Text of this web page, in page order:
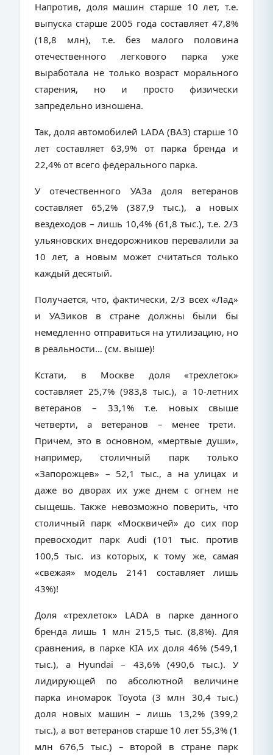
Напротив, доля машин старше 10 лет, т.е.
выпуска старше 2005 года составляет 47,8%
(18,8 млн), т.е. без малого половина
отечественного легкового парка уже
выработала не только возраст морального
старения, но и просто физически
запредельно изношена.
Так, доля автомобилей LADA(ВАЗ) старше 10
лет составляет 63,9% от парка бренда и
22,4% от всего федерального парка.
У отечественного УАЗа доля ветеранов
составляет 65,2% (387,9 тыс.), а новых
вездеходов – лишь 10,4% (61,8 тыс.), т.е. 2/3
ульяновских внедорожников перевалили за
10 лет, а новым может считаться только
каждый десятый.
Получается, что, фактически, 2/3 всех «Лад»
и УАЗиков в стране должны были бы
немедленно отправиться на утилизацию, но
в реальности… (см. выше)!
Кстати, в Москве доля «трехлеток»
составляет 25,7% (983,8 тыс.), а 10-летних
ветеранов – 33,1% т.е. новых свыше
четверти, а ветеранов – менее трети.
Причем, это в основном, «мертвые души»,
например, столичный парк только
«Запорожцев» – 52,1 тыс., а на улицах и
даже во дворах их уже днем с огнем не
сыщешь. Также невозможно поверить, что
столичный парк «Москвичей» до сих пор
превосходит парк Audi (101 тыс. против
100,5 тыс. из которых, к тому же, самая
«свежая» модель 2141 составляет лишь
43%)!
Доля «трехлеток» LADAв парке данного
бренда лишь 1 млн 215,5 тыс. (8,8%). Для
сравнения, в парке KIAих доля 46% (549,1
тыс.), а Hyundai – 43,6% (490,6 тыс.). У
лидирующей по абсолютной величине
парка иномарок Toyota(3 млн 30,4 тыс.)
доля новых машин – лишь 13,2% (399,2
тыс.), а вот ветеранов старше 10 лет 55,3% (1
млн 676,5 тыс.) – второй в стране парк